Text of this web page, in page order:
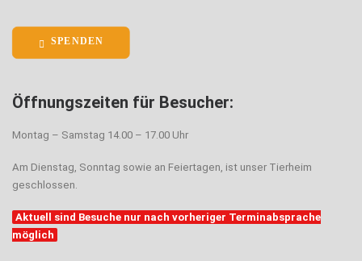
SPENDEN
Öffnungszeiten für Besucher:
Montag – Samstag 14.00 – 17.00 Uhr
Am Dienstag, Sonntag sowie an Feiertagen, ist unser Tierheim
geschlossen.
Aktuell sind Besuche nur nach vorheriger Terminabsprache
möglich